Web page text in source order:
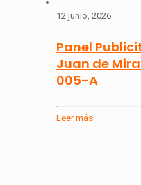
12 junio, 2026
Panel
Juan de
005-A
Leer más